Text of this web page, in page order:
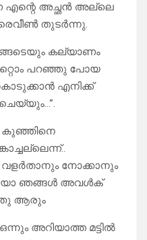
എന്റെ അച്ഛൻ അല്ലെ
തുടർന്നു.
കല്യാണം
പറഞ്ഞു പോയ
എനിക്ക്
കുഞ്ഞിനെ
നോക്കാനും
ഞങ്ങൾ അവൾക്
ആരും
അറിയാത്ത മട്ടിൽ